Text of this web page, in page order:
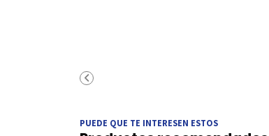
PUEDE QUE TE INTERESEN ESTOS